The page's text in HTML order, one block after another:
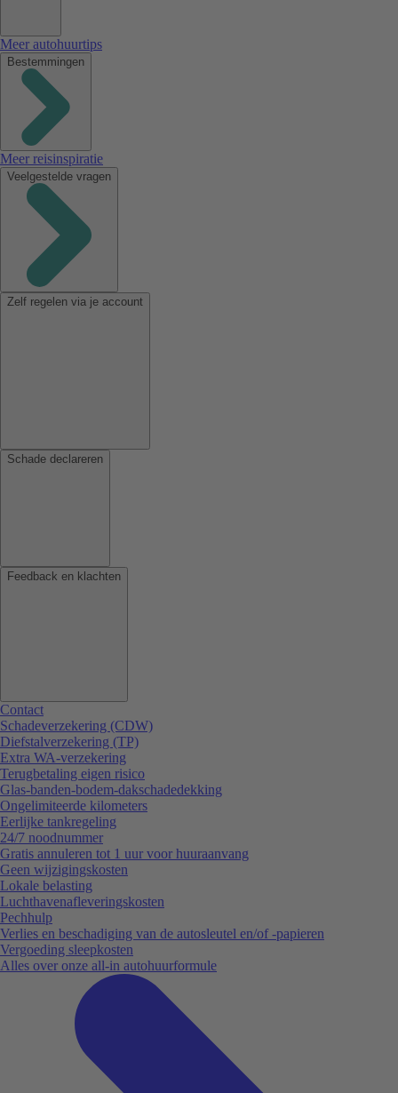
Meer autohuurtips
Bestemmingen
Meer reisinspiratie
Veelgestelde vragen
Zelf regelen via je account
Schade declareren
Feedback en klachten
Contact
Schadeverzekering (CDW)
Diefstalverzekering (TP)
Extra WA-verzekering
Terugbetaling eigen risico
Glas-banden-bodem-dakschadedekking
Ongelimiteerde kilometers
Eerlijke tankregeling
24/7 noodnummer
Gratis annuleren tot 1 uur voor huuraanvang
Geen wijzigingskosten
Lokale belasting
Luchthavenafleveringskosten
Pechhulp
Verlies en beschadiging van de autosleutel en/of -papieren
Vergoeding sleepkosten
Alles over onze all-in autohuurformule